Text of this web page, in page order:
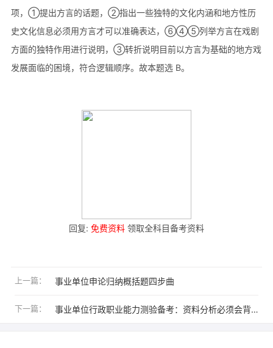
项，①提出方言的话题，②指出一些独特的文化内涵和地方性历
史文化信息必须用方言才可以准确表达，⑥④⑤列举方言在戏剧
方面的独特作用进行说明，③转折说明目前以方言为基础的地方戏
发展面临的困境，符合逻辑顺序。故本题选 B。
回复: 免费资料 领取全科目备考资料
上一篇： 事业单位申论归纳概括题四步曲
下一篇： 事业单位行政职业能力测验备考：资料分析必须会背的公式